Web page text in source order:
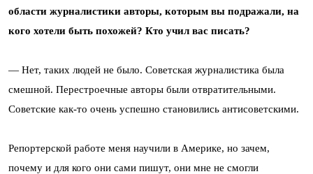
области журналистики авторы, которым вы подражали, на
кого хотели быть похожей? Кто учил вас писать?
— Нет, таких людей не было. Советская журналистика была
смешной. Перестроечные авторы были отвратительными.
Советские как-то очень успешно становились антисоветскими.
Репортерской работе меня научили в Америке, но зачем,
почему и для кого они сами пишут, они мне не смогли